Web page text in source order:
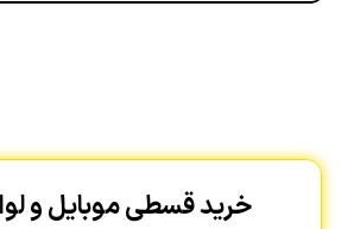
خرید قسطی موبایل و